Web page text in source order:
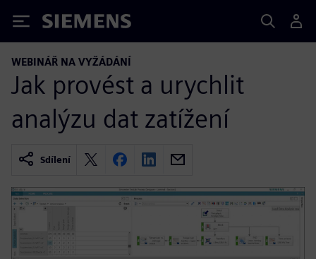
Siemens
WEBINÁŘ NA VYŽÁDÁNÍ
Jak provést a urychlit
analýzu dat zatížení
Sdílení